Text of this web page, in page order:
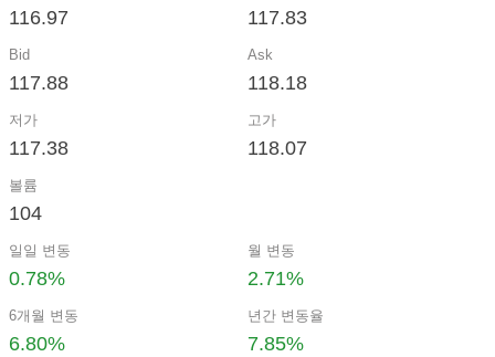
116.97 117.83
Bid
117.88
Ask
118.18
저가
117.38
고가
118.07
볼륨
104
일일 변동
0.78%
월 변동
2.71%
6개월 변동
6.80%
년간 변동율
7.85%